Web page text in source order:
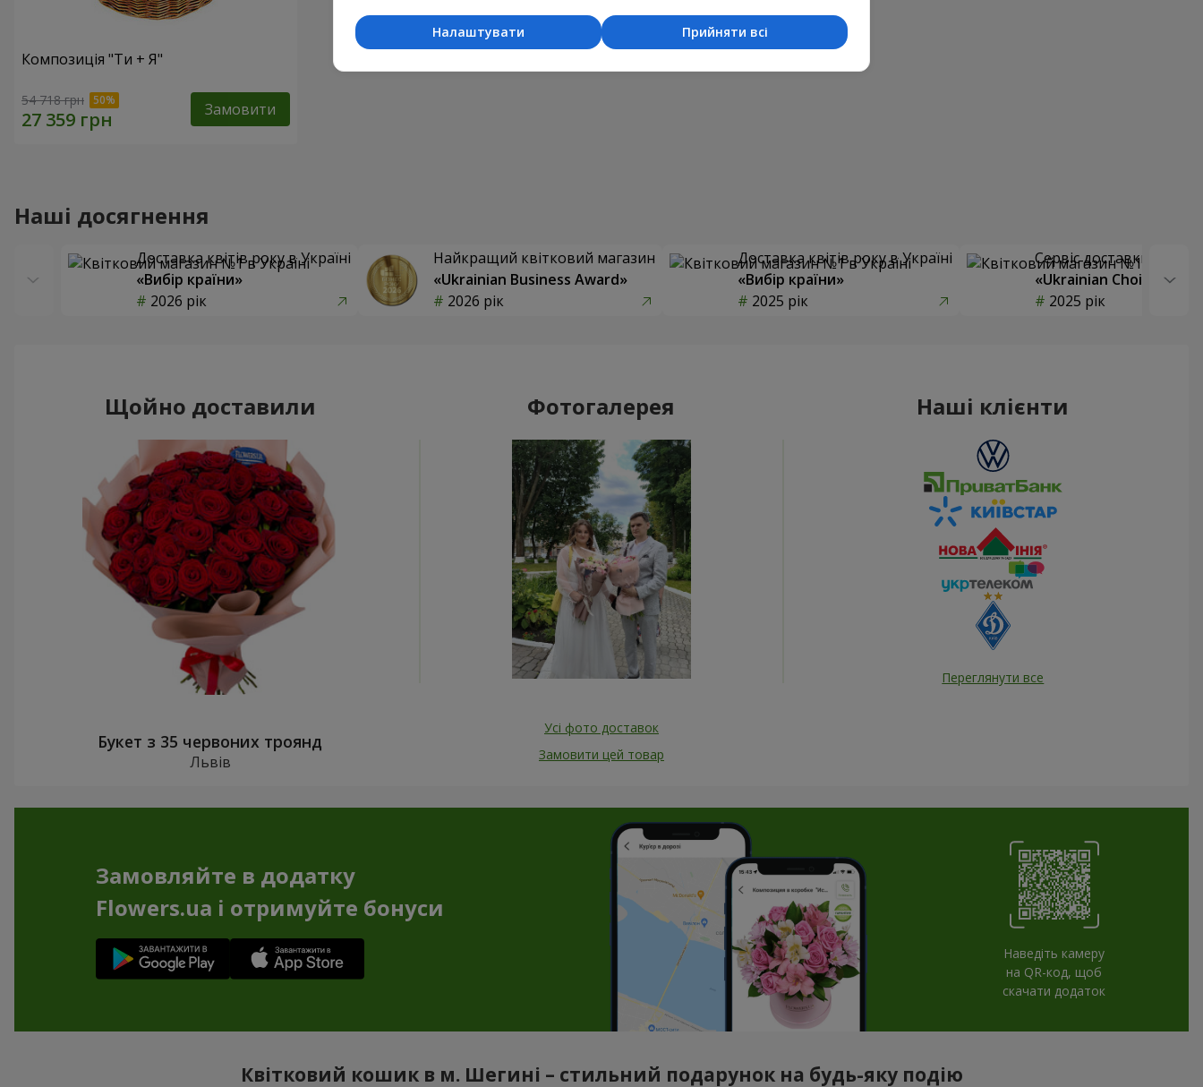
Композиція "Ти + Я"
54 718 грн Замовити
Наші досягнення
Доставка квітів року в Україні
«Вибір країни»
2026 рік
Найкращий квітковий магазин
«Ukrainian Business Award»
2026 рік
Доставка квітів року в Україні
«Вибір країни»
2025 рік
Сервіс доставки квітів
«Ukrainian Choice»
2025 рік
Щойно доставили
Букет з 35 червоних троянд
Львів
Фотогалерея
Усі фото доставок
Замовити цей товар
Наші клієнти
Переглянути все
Замовляйте в додатку
Flowers.ua і отримуйте бонуси
Наведіть камеру
на QR-код, щоб
скачати додаток
Квітковий кошик в м. Шегині – стильний подарунок на будь-яку подію
Прийняти всі
Налаштувати